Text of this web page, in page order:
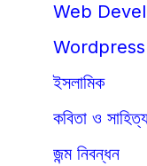
Web
Wordpress
ইসলামিক
কবিতা ও
জন্ম নিবন্ধন